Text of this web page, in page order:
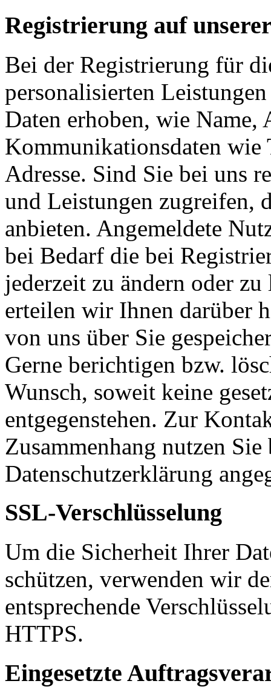
Registrierung auf
Bei der Registrierung für
personalisierten
Daten erhoben, wie
Kommunikationsdaten
Adresse. Sind Sie bei uns
und Leistungen zugreifen,
anbieten. Angemeldete
bei Bedarf die bei
jederzeit zu ändern oder
erteilen wir Ihnen darüber
von uns über Sie
Gerne berichtigen bzw.
Wunsch, soweit keine
entgegenstehen. Zur
Zusammenhang nutzen
Datenschutzerklärung
SSL-Verschlüsselung
Um die Sicherheit Ihrer
schützen, verwenden wir
entsprechende
HTTPS.
Eingesetzte